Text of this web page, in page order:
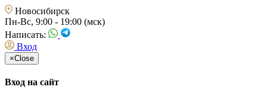
Новосибирск
Пн-Вс, 9:00 - 19:00 (мск)
Написать:
Вход
×Close
Вход на сайт